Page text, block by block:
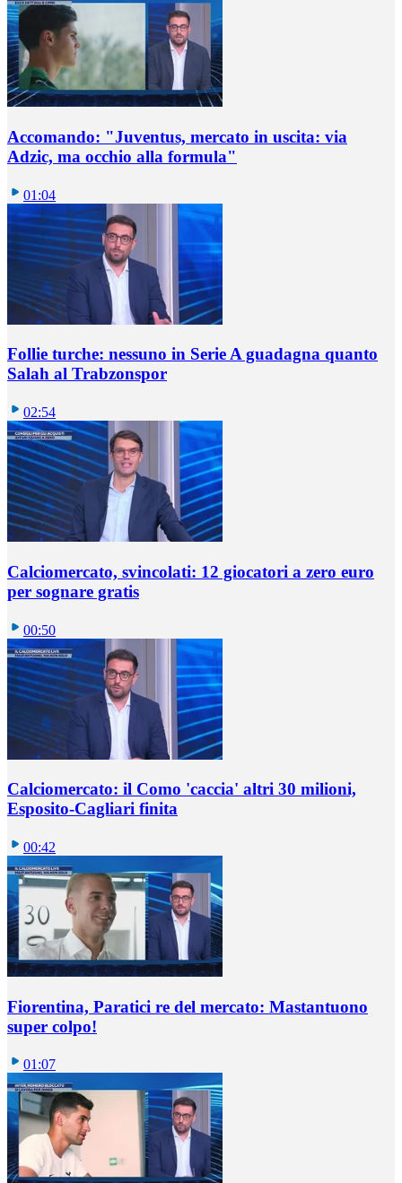
Accomando: "Juventus, mercato in uscita: via
Adzic, ma occhio alla formula"
01:04
Follie turche: nessuno in Serie A guadagna quanto
Salah al Trabzonspor
02:54
Calciomercato, svincolati: 12 giocatori a zero euro
per sognare gratis
00:50
Calciomercato: il Como 'caccia' altri 30 milioni,
Esposito-Cagliari finita
00:42
Fiorentina, Paratici re del mercato: Mastantuono
super colpo!
01:07